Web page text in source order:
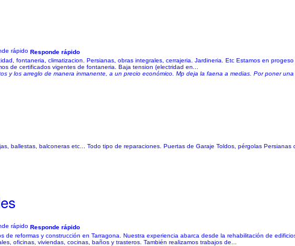
Responde rápido
fontaneria, climatizacion. Persianas, obras integrales, cerrajeria. Jardineria. Etc Estamos en
de certificados vigentes de fontaneria. Baja tension (electridad en...
y los arreglo de manera inmanente, a un precio económico. Mp deja la faena a medias. Por poner
ballestas, balconeras etc... Todo tipo de reparaciones. Puertas de Garaje Toldos, pérgolas Persianas
Responde rápido
reformas y construcción en Tarragona. Nuestra experiencia abarca desde la rehabilitación de
oficinas, viviendas, cocinas, baños y trasteros. También realizamos trabajos de...